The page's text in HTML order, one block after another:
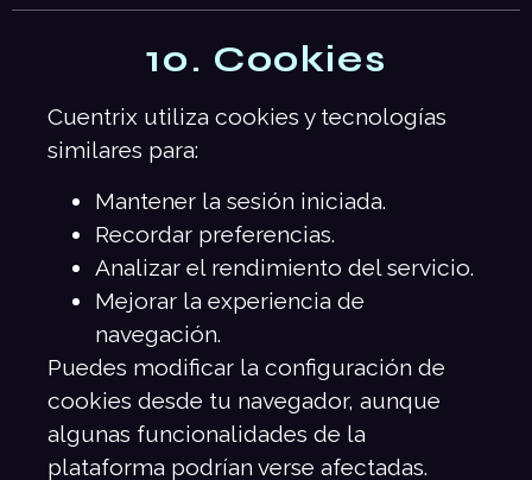
10. Cookies
Cuentrix utiliza cookies y tecnologías
similares para:
Mantener la sesión iniciada.
Recordar preferencias.
Analizar el rendimiento del servicio.
Mejorar la experiencia de
navegación.
Puedes modificar la configuración de
cookies desde tu navegador, aunque
algunas funcionalidades de la
plataforma podrían verse afectadas.